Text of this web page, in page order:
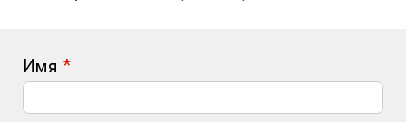
помещений
Системы контроля и управления
доступом
Имя